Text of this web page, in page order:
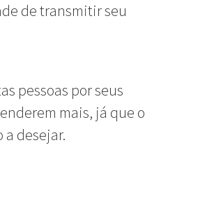
de transmitir seu
pessoas por seus
mais, já que o
a desejar.